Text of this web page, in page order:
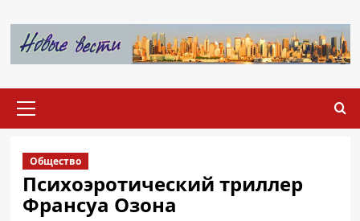
содержимому
меню
Общество
Психоэротический триллер
Франсуа Озона